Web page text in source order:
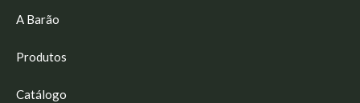
A Barão
Produtos
Catálogo